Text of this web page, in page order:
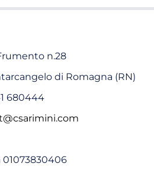
n.28
di Romagna (RN)
680444
01073830406